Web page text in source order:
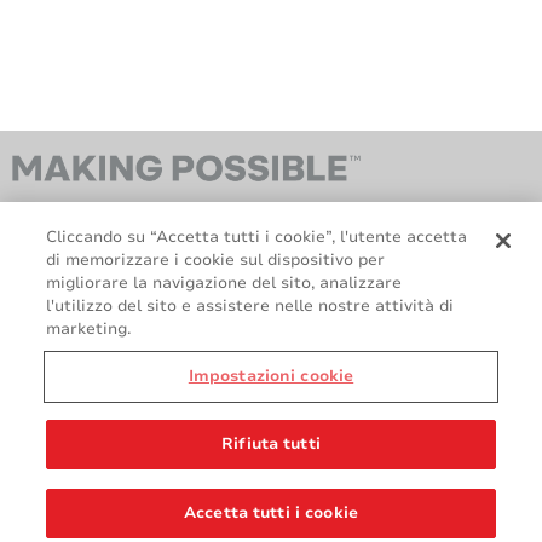
Politica legale e sulla privacy Termini e condizioni di vendita
Contattaci
Cliccando su “Accetta tutti i cookie”, l'utente accetta
di memorizzare i cookie sul dispositivo per
migliorare la navigazione del sito, analizzare
l'utilizzo del sito e assistere nelle nostre attività di
marketing.
Impostazioni cookie
Rifiuta tutti
Accetta tutti i cookie